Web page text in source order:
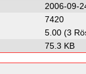
2006-09-
7420
5.00 (3
75.3 KB